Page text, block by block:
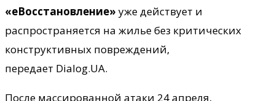
«еВосстановление» уже действует и
распространяется на жилье без критических
конструктивных повреждений,
передает Dialog.UA.
После массированной атаки 24 апреля,